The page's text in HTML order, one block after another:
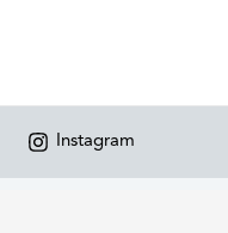
Instagram